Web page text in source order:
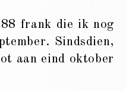
frank die ik nog
Sindsdien,
aan eind oktober